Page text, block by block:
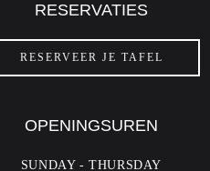
RESERVATIES
RESERVEER JE TAFEL
OPENINGSUREN
SUNDAY - THURSDAY